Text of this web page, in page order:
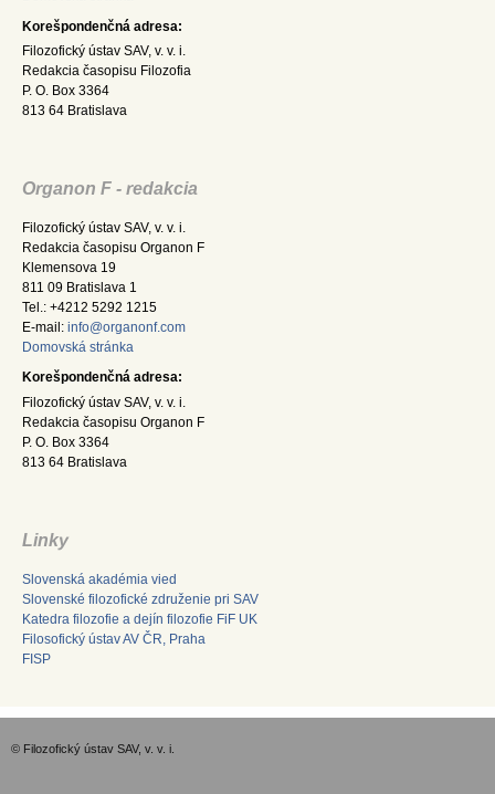
Korešpondenčná adresa:
Filozofický ústav SAV, v. v. i.
Redakcia časopisu Filozofia
P. O. Box 3364
813 64 Bratislava
Organon F - redakcia
Filozofický ústav SAV, v. v. i.
Redakcia časopisu Organon F
Klemensova 19
811 09 Bratislava 1
Tel.: +4212 5292 1215
E-mail: info@organonf.com
Domovská stránka
Korešpondenčná adresa:
Filozofický ústav SAV, v. v. i.
Redakcia časopisu Organon F
P. O. Box 3364
813 64 Bratislava
Linky
Slovenská akadémia vied
Slovenské filozofické združenie pri SAV
Katedra filozofie a dejín filozofie FiF UK
Filosofický ústav AV ČR, Praha
FISP
© Filozofický ústav SAV, v. v. i.